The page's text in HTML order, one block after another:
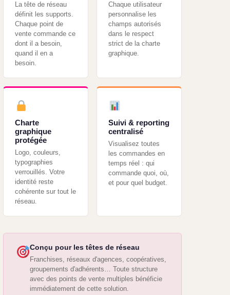
La tête de réseau
définit les supports.
Chaque point de
vente commande ce
dont il a besoin,
quand il en a
besoin.
Chaque utilisateur
personnalise les
champs autorisés
dans le respect
strict de la charte
graphique.
Charte
graphique
protégée
Logo, couleurs,
typographies
verrouillés. Votre
identité reste
cohérente sur tout le
réseau.
Suivi & reporting
centralisé
Visualisez toutes
les commandes en
temps réel : qui
commande quoi, où,
et pour quel budget.
Conçu pour les têtes de réseau
Franchises, réseaux d'agences, coopératives,
groupements d'adhérents… Toute structure
avec des points de vente multiples bénéficie
immédiatement de cette solution.